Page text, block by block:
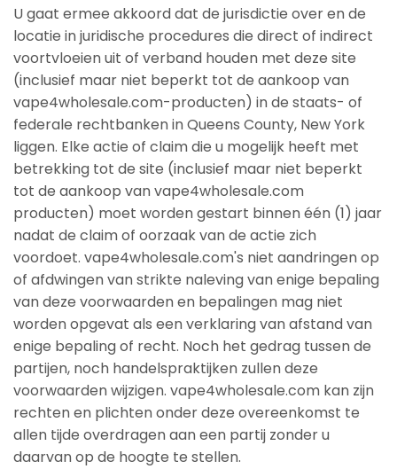
U gaat ermee akkoord dat de jurisdictie over en de
locatie in juridische procedures die direct of indirect
voortvloeien uit of verband houden met deze site
(inclusief maar niet beperkt tot de aankoop van
vape4wholesale.com-producten) in de staats- of
federale rechtbanken in Queens County, New York
liggen. Elke actie of claim die u mogelijk heeft met
betrekking tot de site (inclusief maar niet beperkt
tot de aankoop van vape4wholesale.com
producten) moet worden gestart binnen één (1) jaar
nadat de claim of oorzaak van de actie zich
voordoet. vape4wholesale.com's niet aandringen op
of afdwingen van strikte naleving van enige bepaling
van deze voorwaarden en bepalingen mag niet
worden opgevat als een verklaring van afstand van
enige bepaling of recht. Noch het gedrag tussen de
partijen, noch handelspraktijken zullen deze
voorwaarden wijzigen. vape4wholesale.com kan zijn
rechten en plichten onder deze overeenkomst te
allen tijde overdragen aan een partij zonder u
daarvan op de hoogte te stellen.